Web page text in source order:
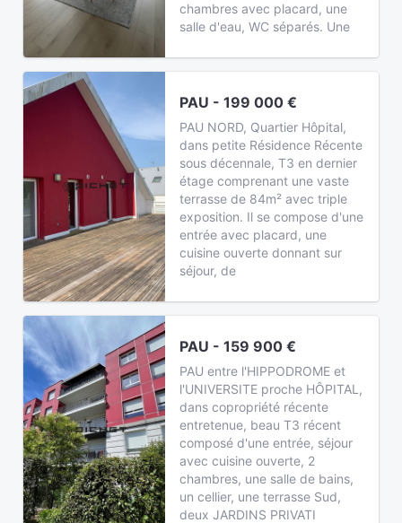
chambres avec placard, une
salle d'eau, WC séparés. Une
PAU - 199 000 €
PAU NORD, Quartier Hôpital,
dans petite Résidence Récente
sous décennale, T3 en dernier
étage comprenant une vaste
terrasse de 84m² avec triple
exposition. Il se compose d'une
entrée avec placard, une
cuisine ouverte donnant sur
séjour, de
PAU - 159 900 €
PAU entre l'HIPPODROME et
l'UNIVERSITE proche HÔPITAL,
dans copropriété récente
entretenue, beau T3 récent
composé d'une entrée, séjour
avec cuisine ouverte, 2
chambres, une salle de bains,
un cellier, une terrasse Sud,
deux JARDINS PRIVATI